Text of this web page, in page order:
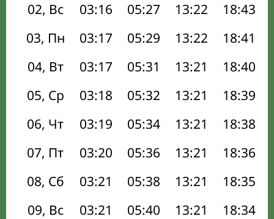
02, Вс
03:16 05:27 13:22 18:43
03, Пн
03:17 05:29 13:22 18:41
04, Вт
03:17 05:31 13:21 18:40
05, Ср
03:18 05:32 13:21 18:39
06, Чт
03:19 05:34 13:21 18:38
07, Пт
03:20 05:36 13:21 18:36
08, Сб
03:21 05:38 13:21 18:35
09, Вс
03:21 05:40 13:21 18:34